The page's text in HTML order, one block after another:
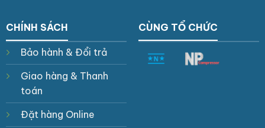
CHÍNH SÁCH
Bảo hành & Đổi trả
Giao hàng & Thanh
toán
Đặt hàng Online
CÙNG TỔ CHỨC